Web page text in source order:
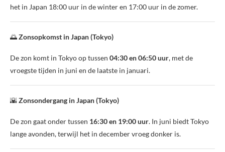
het in Japan 18:00 uur in de winter en 17:00 uur in de zomer.
🌅Zonsopkomst in Japan (Tokyo)
De zon komt in Tokyo op tussen 04:30 en 06:50 uur, met de
vroegste tijden in juni en de laatste in januari.
🌇Zonsondergang in Japan (Tokyo)
De zon gaat onder tussen 16:30 en 19:00 uur. In juni biedt Tokyo
lange avonden, terwijl het in december vroeg donker is.